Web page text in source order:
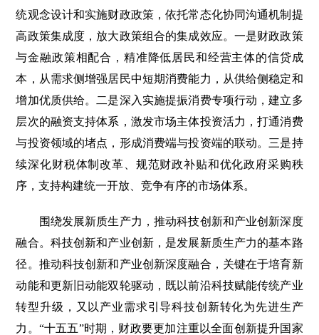
统观念设计和实施财政政策，依托常态化协同沟通机制提
高政策集成度，放大政策组合的集成效应。一是财政政策
与金融政策相配合，精准降低居民和经营主体的信贷成
本，从需求侧增强居民中短期消费能力，从供给侧稳定和
增加优质供给。二是深入实施提振消费专项行动，建立多
层次的融资支持体系，激发市场主体投资活力，打通消费
与投资领域的堵点，形成消费端与投资端的联动。三是持
续深化财税体制改革、规范财政补贴和优化政府采购秩
序，支持构建统一开放、竞争有序的市场体系。
围绕发展新质生产力，推动科技创新和产业创新深度
融合。科技创新和产业创新，是发展新质生产力的基本路
径。推动科技创新和产业创新深度融合，关键在于培育新
动能和更新旧动能双轮驱动，既以前沿科技赋能传统产业
转型升级，又以产业需求引导科技创新转化为先进生产
力。“十五五”时期，财政要更加注重以全面创新提升国家